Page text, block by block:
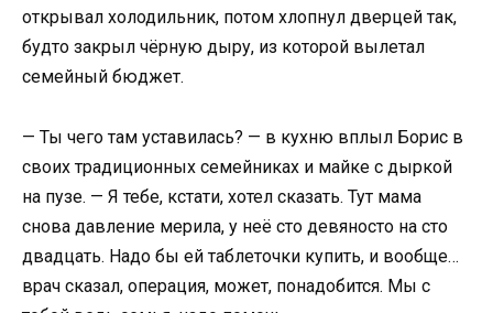
открывал холодильник, потом хлопнул дверцей так,
будто закрыл чёрную дыру, из которой вылетал
семейный бюджет.
— Ты чего там уставилась? — в кухню вплыл Борис в
своих традиционных семейниках и майке с дыркой
на пузе. — Я тебе, кстати, хотел сказать. Тут мама
снова давление мерила, у неё сто девяносто на сто
двадцать. Надо бы ей таблеточки купить, и вообще…
врач сказал, операция, может, понадобится. Мы с